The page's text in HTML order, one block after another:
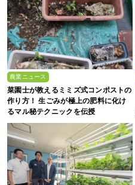
農業ニュース
菜園士が教えるミミズ式コンポストの
作り方！ 生ごみが極上の肥料に化け
るマル秘テクニックを伝授